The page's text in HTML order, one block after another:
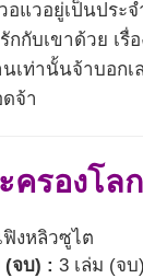
อแวอยู่เป็นประ
กกับเขาด้วย เรื่
นเท่านั้นจ้าบอก
จ้า
ครองโลก
ฟิงหลิวซูไต
(จบ) : 3 เล่ม (จบ)